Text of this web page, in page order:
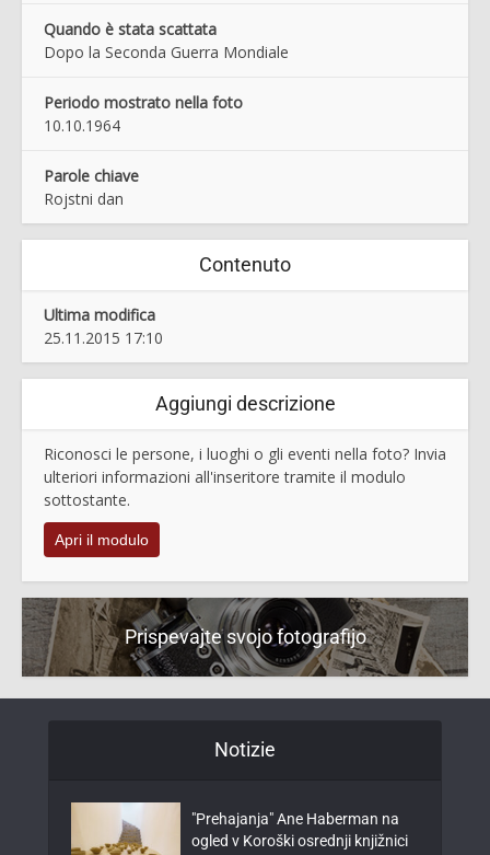
Quando è stata scattata
Dopo la Seconda Guerra Mondiale
Periodo mostrato nella foto
10.10.1964
Parole chiave
Rojstni dan
Contenuto
Ultima modifica
25.11.2015 17:10
Aggiungi descrizione
Riconosci le persone, i luoghi o gli eventi nella foto? Invia
ulteriori informazioni all'inseritore tramite il modulo
sottostante.
Apri il modulo
Prispevajte svojo fotografijo
Notizie
"Prehajanja" Ane Haberman na
ogled v Koroški osrednji knjižnici